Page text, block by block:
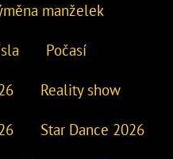
manželek
Počasí
Reality show
Star Dance 2026